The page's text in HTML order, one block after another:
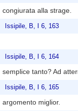
congiurata alla strage.
Issipile, B, I 6, 163
E tu mi
Issipile, B, I 6, 164
semplice tanto? Ad
Issipile, B, I 6, 165
argomento miglior.